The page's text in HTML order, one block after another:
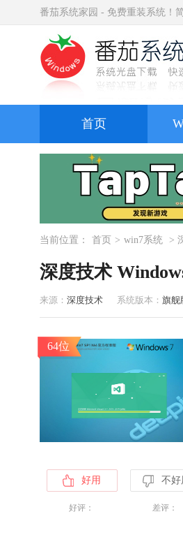
番茄系统家园 - 免费重装系统！
首页
当前位置： 首页 > win7系统 >
深度技术
来源： 深度技术 系统版本： 旗舰
64位
好用
好评：
不好
差评：